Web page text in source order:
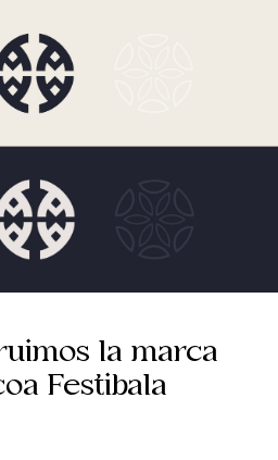
la marca
Festibala